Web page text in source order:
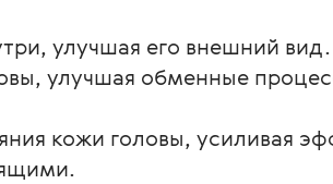
улучшая его внешний
улучшая обменные
кожи головы, усиливая